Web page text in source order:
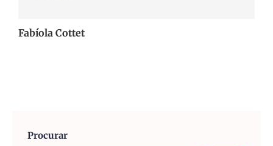
Fabíola Cottet
Procurar